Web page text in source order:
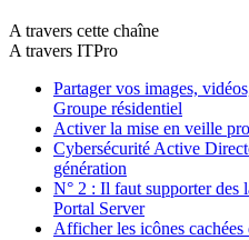
A travers cette chaîne
A travers ITPro
Partager vos images,
Groupe résidentiel
Activer la mise en veille
Cybersécurité Active
génération
N° 2 : Il faut supporter des
Portal Server
Afficher les icônes